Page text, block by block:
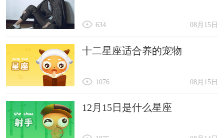
08月15日
634
十二星座适合养的宠物
08月15日
1076
12月15日是什么星座